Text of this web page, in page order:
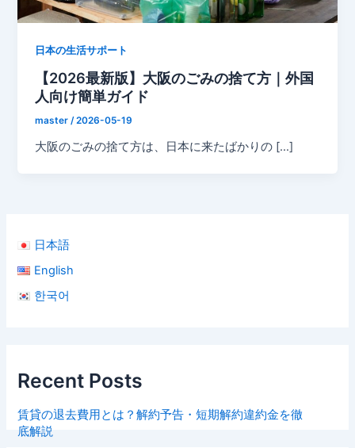
日本語
English
한국어
Recent Posts
賃貸の退去費用とは？解約予告・短期解約違約金を徹
底解説
日本の生活サポート
【2026最新版】大阪のごみの捨て方｜外国
人向け簡単ガイド
master/2026-05-19
大阪のごみの捨て方は、日本に来たばかりの […]